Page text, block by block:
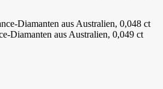
Diamanten aus Australien, 0,048 ct
Diamanten aus Australien, 0,049 ct